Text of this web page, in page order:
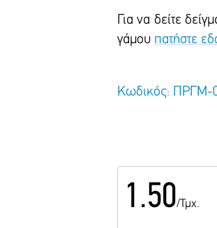
Για να δείτε
γάμου πατήστε
Κωδικός: ΠΡΓΜ-
1.50/Τμχ.